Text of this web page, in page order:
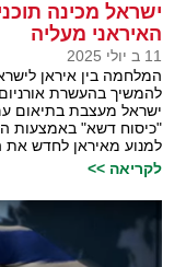
ישראל מכינה
האיראני מעליה
11 ב יולי 2025
המלחמה בין איראן
להמשיך בהעשרת
ישראל מעצבת בתיאום
"כיסוח דשא" באמצעות
למנוע מאיראן לחדש את
לקריאה >>